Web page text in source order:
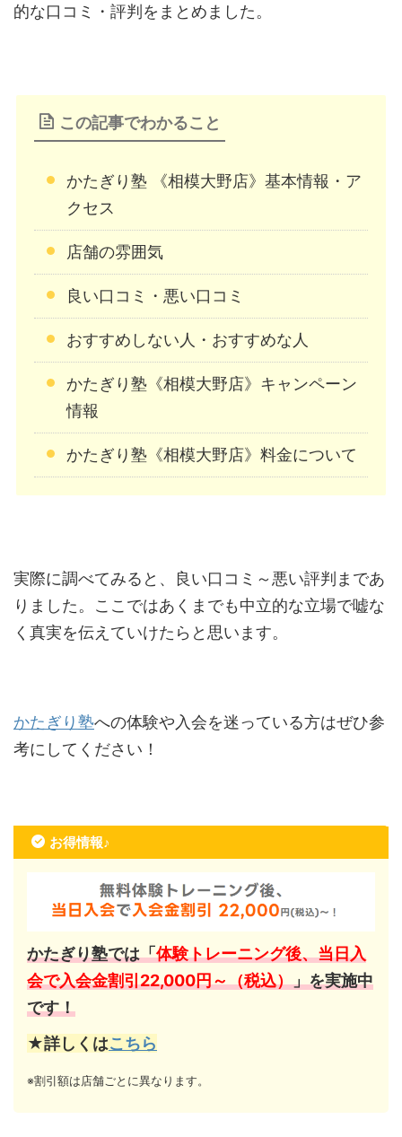
的な口コミ・評判をまとめました。
この記事でわかること
かたぎり塾 《相模大野店》基本情報・ア
クセス
店舗の雰囲気
良い口コミ・悪い口コミ
おすすめしない人・おすすめな人
かたぎり塾《相模大野店》キャンペーン
情報
かたぎり塾《相模大野店》料金について
実際に調べてみると、良い口コミ～悪い評判まであ
りました。ここではあくまでも中立的な立場で嘘な
く真実を伝えていけたらと思います。
かたぎり塾への体験や入会を迷っている方はぜひ参
考にしてください！
お得情報♪
かたぎり塾では「体験トレーニング後、当日入
会で入会金割引22,000円～（税込）」を実施中
です！
★詳しくはこちら
※割引額は店舗ごとに異なります。